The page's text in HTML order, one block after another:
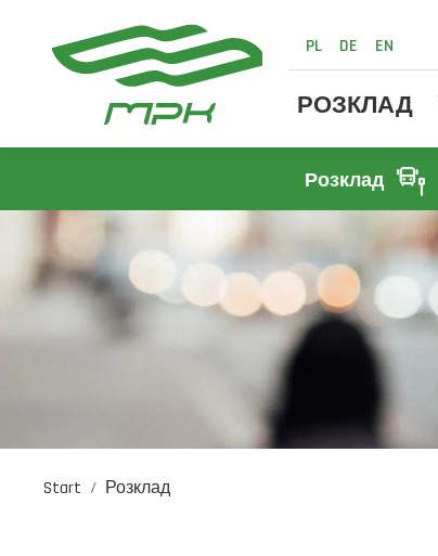
PL DE EN
РОЗКЛАД
Розклад
Start Розклад